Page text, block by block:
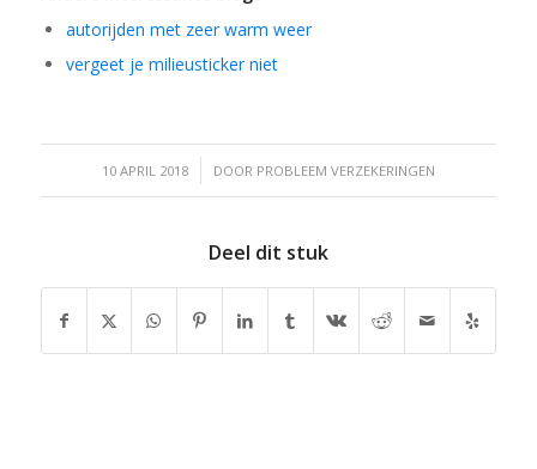
autorijden met zeer warm weer
vergeet je milieusticker niet
10 APRIL 2018
/ DOOR PROBLEEM VERZEKERINGEN
Deel dit stuk